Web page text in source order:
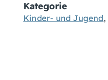
Kategorie
Kinder- und Jugend,